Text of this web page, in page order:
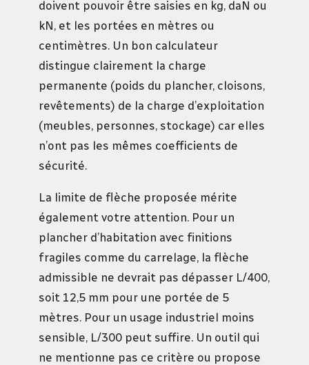
doivent pouvoir être saisies en kg, daN ou
kN, et les portées en mètres ou
centimètres. Un bon calculateur
distingue clairement la charge
permanente (poids du plancher, cloisons,
revêtements) de la charge d’exploitation
(meubles, personnes, stockage) car elles
n’ont pas les mêmes coefficients de
sécurité.
La limite de flèche proposée mérite
également votre attention. Pour un
plancher d’habitation avec finitions
fragiles comme du carrelage, la flèche
admissible ne devrait pas dépasser L/400,
soit 12,5 mm pour une portée de 5
mètres. Pour un usage industriel moins
sensible, L/300 peut suffire. Un outil qui
ne mentionne pas ce critère ou propose